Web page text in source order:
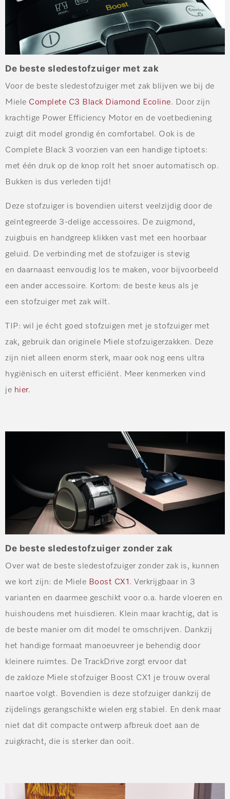
De beste sledestofzuiger met zak
Voor de beste sledestofzuiger met zak blijven we bij de
Miele Complete C3 Black Diamond Ecoline. Door zijn
krachtige Power Efficiency Motor en de voetbediening
zuigt dit model grondig én comfortabel. Ook is de
Complete Black 3 voorzien van een handige tiptoets:
met één druk op de knop rolt het snoer automatisch op.
Bukken is dus verleden tijd!
Deze stofzuiger is bovendien uiterst veelzijdig door de
geïntegreerde 3-delige accessoires. De zuigmond,
zuigbuis en handgreep klikken vast met een hoorbaar
geluid. De verbinding met de stofzuiger is stevig
en daarnaast eenvoudig los te maken, voor bijvoorbeeld
een ander accessoire. Kortom: de beste keus als je
een stofzuiger met zak wilt.
TIP: wil je écht goed stofzuigen met je stofzuiger met
zak, gebruik dan originele Miele stofzuigerzakken. Deze
zijn niet alleen enorm sterk, maar ook nog eens ultra
hygiënisch en uiterst efficiënt. Meer kenmerken vind
je hier.
De beste sledestofzuiger zonder zak
Over wat de beste sledestofzuiger zonder zak is, kunnen
we kort zijn: de Miele Boost CX1 . Verkrijgbaar in 3
varianten en daarmee geschikt voor o.a. harde vloeren en
huishoudens met huisdieren. Klein maar krachtig, dat is
de beste manier om dit model te omschrijven. Dankzij
het handige formaat manoeuvreer je behendig door
kleinere ruimtes. De TrackDrive zorgt ervoor dat
de zakloze Miele stofzuiger Boost CX1 je trouw overal
naartoe volgt. Bovendien is deze stofzuiger dankzij de
zijdelings gerangschikte wielen erg stabiel. En denk maar
niet dat dit compacte ontwerp afbreuk doet aan de
zuigkracht, die is sterker dan ooit.